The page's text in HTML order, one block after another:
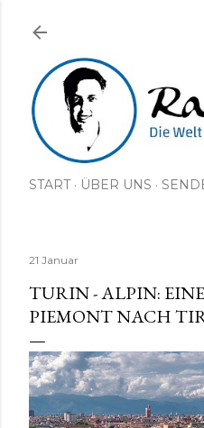
START ÜBER UNS
21 Januar
TURIN - ALPIN:
PIEMONT NACH